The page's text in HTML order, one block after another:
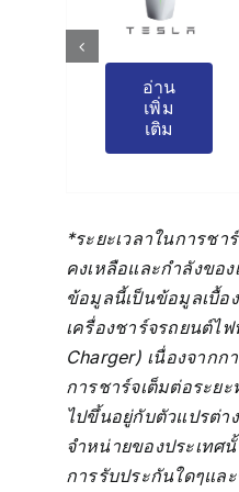
อ่าน
เพิ่ม
เติม
*ระยะเวลาในการช
คงเหลือและกำลังขอ
ข้อมูลนี้เป็นข้อมูลเบื้อ
เครื่องชาร์จรถยนต์ไ
Charger)เนื่องจากก
การชาร์จเต็มต่อระย
ไปขึ้นอยู่กับตัวแปรต่า
จำหน่ายของประเทศ
การรับประกันใดๆแล